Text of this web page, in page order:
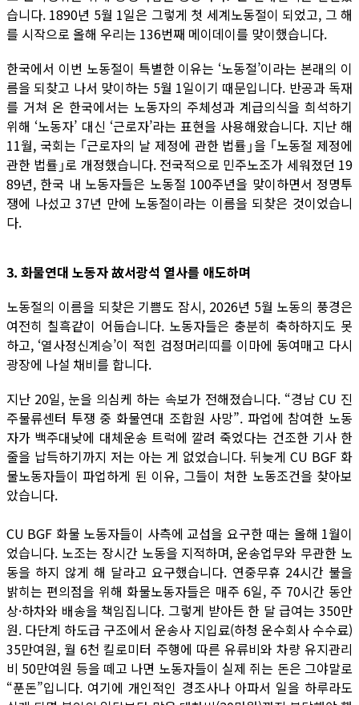
습니다. 1890년 5월 1일은 그렇게 첫 세계노동절이 되었고, 그 해
를 시작으로 올해 우리는 136번째 메이데이를 맞이했습니다.
한국에서 이번 노동절이 특별한 이유는 ‘노동절’이라는 본래의 이
름을 되찾고 나서 맞이하는 5월 1일이기 때문입니다. 반공과 독재
를 거쳐 온 한국에서는 노동자의 주체성과 계급의식을 희석하기
위해 ‘노동자’ 대신 ‘근로자’라는 표현을 사용해왔습니다. 지난 해
11월, 국회는 ｢근로자의 날 제정에 관한 법률｣을 ｢노동절 제정에
관한 법률｣로 개정했습니다. 전국적으로 민주노조가 세워졌던 19
89년, 한국 내 노동자들은 노동절 100주년을 맞이하면서 정명투
쟁에 나섰고 37년 만에 노동절이라는 이름을 되찾은 것이었습니
다.
3. 화물연대 노동자 故서광석 열사를 애도하며
노동절의 이름을 되찾은 기쁨도 잠시, 2026년 5월 노동의 풍경은
여전히 칠흑같이 어둡습니다. 노동자들은 충분히 축하하지도 못
하고, ‘열사정신계승’이 적힌 검정머리띠를 이마에 동여매고 다시
광장에 나설 채비를 합니다.
지난 20일, 눈을 의심케 하는 속보가 전해졌습니다. “경남 CU 진
주물류센터 투쟁 중 화물연대 조합원 사망”. 파업에 참여한 노동
자가 백주대낮에 대체운송 트럭에 깔려 죽었다는 건조한 기사 한
줄을 납득하기까지 저는 아는 게 없었습니다. 뒤늦게 CU BGF 화
물노동자들이 파업하게 된 이유, 그들이 처한 노동조건을 찾아보
았습니다.
CU BGF 화물 노동자들이 사측에 교섭을 요구한 때는 올해 1월이
었습니다. 노조는 장시간 노동을 지적하며, 운송업무와 무관한 노
동을 하지 않게 해 달라고 요구했습니다. 연중무휴 24시간 불을
밝히는 편의점을 위해 화물노동자들은 매주 6일, 주 70시간 동안
상·하차와 배송을 책임집니다. 그렇게 받아든 한 달 급여는 350만
원. 다단계 하도급 구조에서 운송사 지입료(하청 운수회사 수수료)
35만여원, 월 6천 킬로미터 주행에 따른 유류비와 차량 유지관리
비 50만여원 등을 떼고 나면 노동자들이 실제 쥐는 돈은 그야말로
“푼돈”입니다. 여기에 개인적인 경조사나 아파서 일을 하루라도